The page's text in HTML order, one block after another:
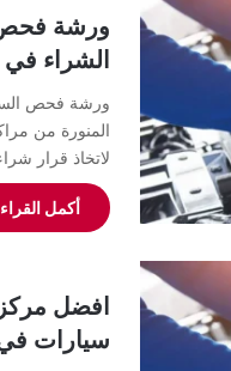
ورشة فحص
الشراء في
ورشة فحص
المنورة من
لاتخاذ قرار
أكمل
افضل
سيارات في